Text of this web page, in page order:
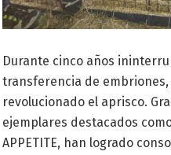
Durante cinco años
transferencia de
revolucionado el aprisco.
ejemplares destacados como
APPETITE, han logrado